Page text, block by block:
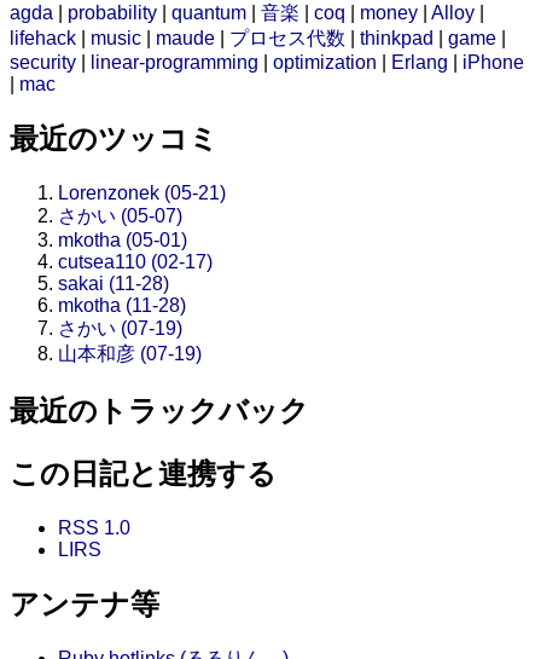
agda
probability quantum 音楽 coq money Alloy
lifehack
music maude プロセス代数 thinkpad game
security
linear-programming optimization Erlang
iPhone
mac
最近のツッコミ
Lorenzonek (05-21)
さかい (05-07)
mkotha (05-01)
cutsea110 (02-17)
sakai (11-28)
mkotha (11-28)
さかい (07-19)
山本和彦 (07-19)
最近のトラックバック
この日記と連携する
RSS 1.0
LIRS
アンテナ等